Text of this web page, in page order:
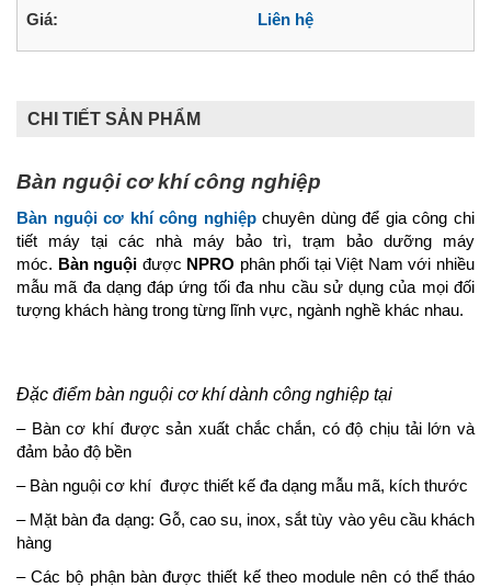
Giá: Liên hệ
CHI TIẾT SẢN PHẨM
Bàn nguội cơ khí công nghiệp
Bàn nguội cơ khí công nghiệp chuyên dùng để gia công chi
tiết máy tại các nhà máy bảo trì, trạm bảo dưỡng máy
móc. Bàn nguội được NPRO phân phối tại Việt Nam với nhiều
mẫu mã đa dạng đáp ứng tối đa nhu cầu sử dụng của mọi đối
tượng khách hàng trong từng lĩnh vực, ngành nghề khác nhau.
Đặc điểm bàn nguội cơ khí dành công nghiệp tại
– Bàn cơ khí được sản xuất chắc chắn, có độ chịu tải lớn và
đảm bảo độ bền
– Bàn nguội cơ khí được thiết kế đa dạng mẫu mã, kích thước
– Mặt bàn đa dạng: Gỗ, cao su, inox, sắt tùy vào yêu cầu khách
hàng
– Các bộ phận bàn được thiết kế theo module nên có thể tháo